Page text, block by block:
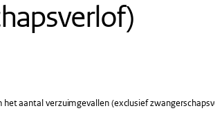
het aantal verzuimgevallen (exclusief